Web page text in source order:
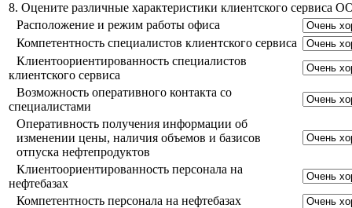
8. Оцените различные характеристики клиентского сервиса
Расположение и режим работы офиса
Компетентность специалистов клиентского сервиса
Клиентоориентированность специалистов
клиентского сервиса
Возможность оперативного контакта со
специалистами
Оперативность получения информации об
изменении цены, наличия объемов и базисов
отпуска нефтепродуктов
Клиентоориентированность персонала на
нефтебазах
Компетентность персонала на нефтебазах